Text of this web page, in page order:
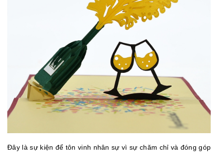
Đây là sự kiện để tôn vinh nhân sự vì sự chăm chỉ và đóng góp